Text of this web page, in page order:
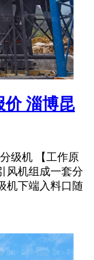
淄博昆
级机 【工作原
风机组成一套分
机下端入料口随